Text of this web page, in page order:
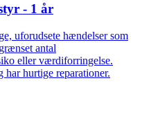
- 1 år
uforudsete hændelser som
antal
eller værdiforringelse.
hurtige reparationer.